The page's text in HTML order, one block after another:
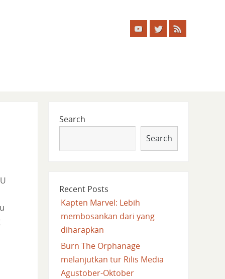
Search
Search
Recent Posts
Kapten Marvel: Lebih
membosankan dari yang
diharapkan
Burn The Orphanage
melanjutkan tur Rilis Media
Agustober-Oktober